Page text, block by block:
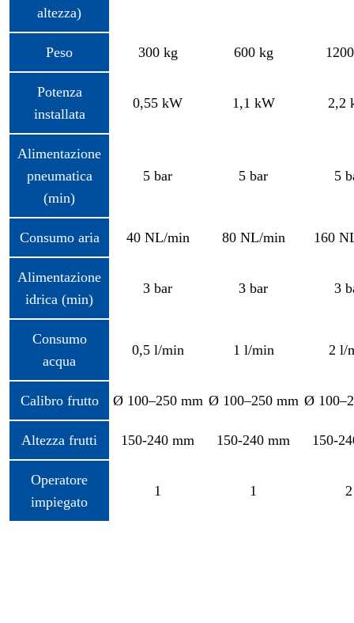
altezza)
Peso 300 kg 600 kg
Potenza
installata
0,55 kW 1,1 kW 2,2
Alimentazione
pneumatica
(min)
5 bar 5 bar 5
Consumo aria 40 NL/min 80 NL/min 160
Alimentazione
idrica (min)
3 bar 3 bar 3
Consumo
acqua
0,5 l/min 1 l/min 2 l/
Calibro frutto Ø 100–250 mm Ø 100–250 mm Ø
Altezza frutti 150-240 mm 150-240 mm 150-
Operatore
impiegato
1 1 2